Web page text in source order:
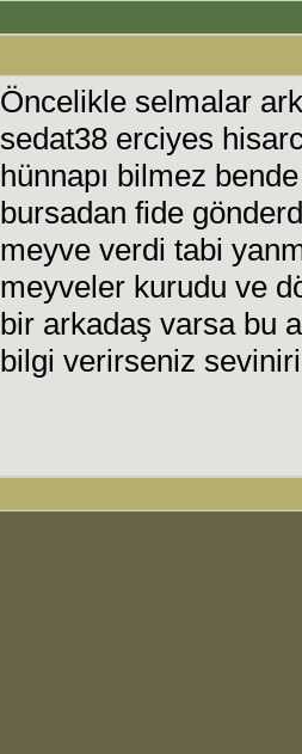
Öncelikle selmalar
sedat38 erciyes
hünnapı bilmez
bursadan fide
meyve verdi tabi
meyveler kurudu ve
bir arkadaş varsa bu
bilgi verirseniz